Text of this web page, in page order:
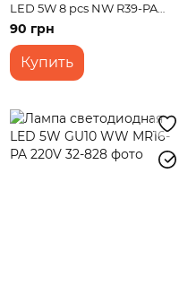
LED 5W 8 pcs NW R39-PA
SMD2835 220V
90 грн
Купить